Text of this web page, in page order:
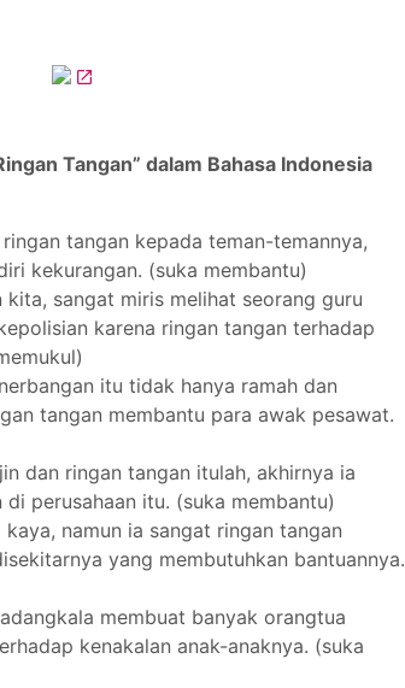
Tangan” dalam Bahasa Indonesia
tangan kepada teman-temannya,
kekurangan. (suka membantu)
kita, sangat miris melihat seorang guru
karena ringan tangan terhadap
itu tidak hanya ramah dan
tangan membantu para awak pesawat.
dan ringan tangan itulah, akhirnya ia
perusahaan itu. (suka membantu)
namun ia sangat ringan tangan
yang membutuhkan bantuannya.
membuat banyak orangtua
kenakalan anak-anaknya. (suka